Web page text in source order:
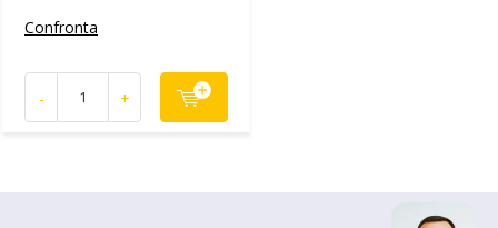
Confronta
- +